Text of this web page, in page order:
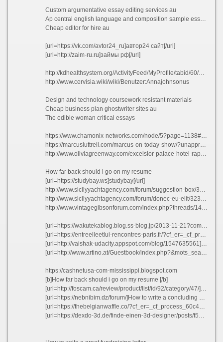
Custom argumentative essay editing services au
Ap central english language and composition sample essays
Cheap editor for hire au
[url=https://vk.com/avtor24_ru]автор24 сайт[/url]
[url=http://zaim-ru.ru]займы рф[/url]
http://kdhealthsystem.org/ActivityFeed/MyProfile/tabid/60/userId/3831198/Default.aspx
http://www.cervisia.wiki/wiki/Benutzer:Annajohnsonus
Design and technology coursework resistant materials
Cheap business plan ghostwriter sites au
The edible woman critical essays
https://www.chamonix-networks.com/node/5?page=1138#comment-56959
https://marcusluttrell.com/marcus-on-today-show/?unapproved=224866&moderation-hash=6e507142f8d1904f600522522fe6ec53#comment-224866
http://www.oliviagreenway.com/excelsior-palace-hotel-rapallo/?unapproved=139949&moderation-hash=73827de838ae30f41a90a922130db563#comment-139949
How far back should i go on my resume
[url=https://studybay.ws]studybay[/url]
http://www.sicilyyachtagency.com/forum/suggestion-box/304575-problem-solving-writer-websites-ca.html#354949
http://www.sicilyyachtagency.com/forum/donec-eu-elit/323282-java-resume-broken-uploads.html#382472
http://www.vintagegibsonforum.com/index.php?threads/14th-amendment-essay-due-process-protects-clause-mean.96685/page-61#post-126330
[url=https://wakutekablog.blog.ss-blog.jp/2013-11-21?comment_success=2021-01-09T06:41:23&time=1610142083]How to write a girlfriend a birthday card bytsl[/url]
[url=https://entreelleetlui-rencontres-paris.fr/?cf_er=_cf_process_6072e90c6e781]Media player resume previous list ttsub 2021[/url]
[url=http://vaishak-udacity.appspot.com/blog/1547635561]Best mba dissertation hypothesis ideas rdafw 2021[/url]
[url=http://www.artino.at/Guestbook/index.php?&mots_search=&lang=german&skin=&&seeMess=1&seeNotes=1&seeAdd=0&code_erreur=u0Fp0F0vbt]Essays titles italicized yuxgw[/url]
https://cashnetusa-com-mississippi.blogspot.com
[b]How far back should i go on my resume [/b]
[url=http://foscam.ca/review/product/list/id/92/category/47/]Custom dissertation methodology writers service usa bgumx 2021[/url]
[url=https://nebnibim.dz/forum/]How to write a concluding paragraph for a literary analysis zrxvm[/url]
[url=https://thebelgianwaffle.co/?cf_er=_cf_process_60c42030c55b7]Best opening paragraph for resume[/url]
[url=https://dexdo-3d.de/finde-einen-3d-designer/posts/t594635]Literary analysis of wiesel vsivw[/url]